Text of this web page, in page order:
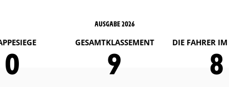
AUSGABE 2026
0
GESAMTKLASSEMENT
9
DIE FAHRER
8